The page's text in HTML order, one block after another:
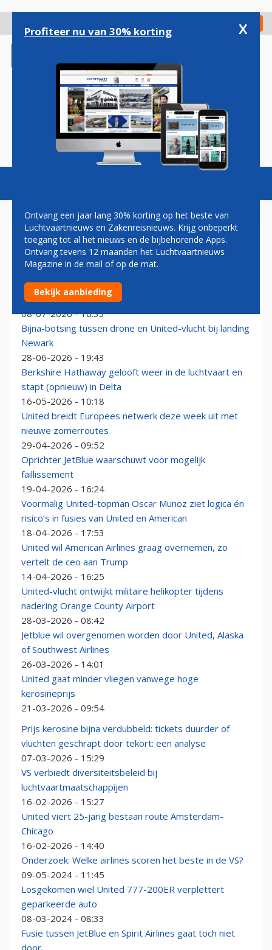
gaan
Check in
Magazine Podcasts Vacatures
UNITED
United belooft beterschap: eerlijk vertellen of
raamstoel een raam heeft
08-07-2026 - 16:33
Bijna-botsing tussen drone en United-vlucht bij landing
Newark
28-06-2026 - 19:43
Berkshire Hathaway gelooft weer in de luchtvaart en
stapt (opnieuw) in Delta
16-05-2026 - 10:18
United breidt Europees netwerk deze week uit met
nieuwe zomerroutes
29-04-2026 - 09:52
Oprichter JetBlue waarschuwt voor mogelijk
faillissement
19-04-2026 - 16:24
Voormalig United-topman Oscar Munoz ziet logica én
risico’s in fusies van United en American
18-04-2026 - 17:53
United wil American Airlines graag overnemen, zo
vertelt de ceo aan Trump
14-04-2026 - 16:25
United-vlucht ontwijkt militaire helikopter tijdens
nadering Orange County Airport
28-03-2026 - 08:42
Jetblue wil overgenomen worden door United, Alaska
of Southwest Airlines
26-03-2026 - 14:01
United gaat minder vliegen vanwege hoge
kerosineprijs
21-03-2026 - 09:54
Prijs kerosine bijna verdubbeld: tickets duurder of
vluchten geschrapt door tekort: een analyse
07-03-2026 - 15:29
VS verbiedt diversiteitsbeleid bij
luchtvaartmaatschappijen
16-02-2026 - 15:27
United viert 25-jarig bestaan route Amsterdam-
Chicago
16-02-2026 - 14:40
Onderzoek: Welke airlines scoren het beste in de VS?
09-05-2024 - 11:45
Losgekomen wiel United 777-200ER verplettert
geparkeerde auto
08-03-2024 - 08:33
Fusie tussen JetBlue en Spirit Airlines gaat toch niet
Profiteer nu van 30% korting x
Ontvang een jaar lang 30% korting op het beste van
Luchtvaartnieuws en Zakenreisnieuws. Krijg onbeperkt
toegang tot al het nieuws en de bijbehorende Apps.
Ontvang tevens 12 maanden het Luchtvaartnieuws
Magazine in de mail of op de mat.
Bekijk aanbieding